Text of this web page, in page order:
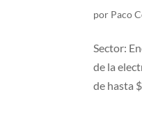
por Paco
Sector:
de la
de hasta